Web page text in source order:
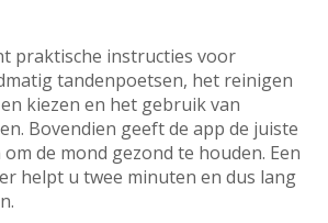
praktische instructies voor
tandenpoetsen, het reinigen
kiezen en het gebruik van
Bovendien geeft de app de juiste
de mond gezond te houden. Een
helpt u twee minuten en dus lang